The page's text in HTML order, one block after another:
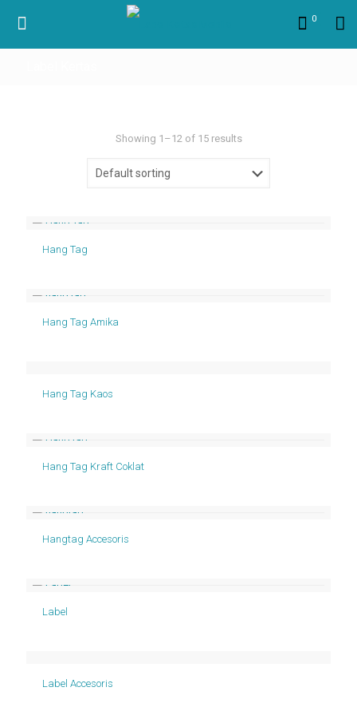
0
Showing 1–12 of 15 results
Hang Tag
Hang Tag Amika
Hang Tag Kaos
Hang Tag Kraft Coklat
Hangtag Accesoris
Label
Label Accesoris